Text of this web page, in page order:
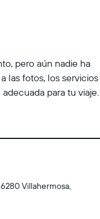
pero aún nadie ha
las fotos, los servicios
para tu viaje.
Villahermosa,